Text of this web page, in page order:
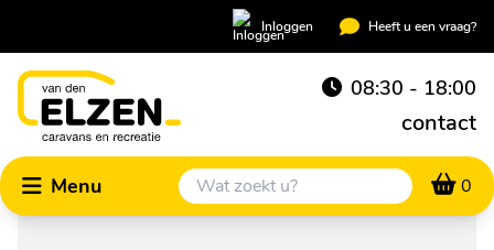
Inloggen Heeft u een vraag?
08:30 - 18:00
contact
Menu 0